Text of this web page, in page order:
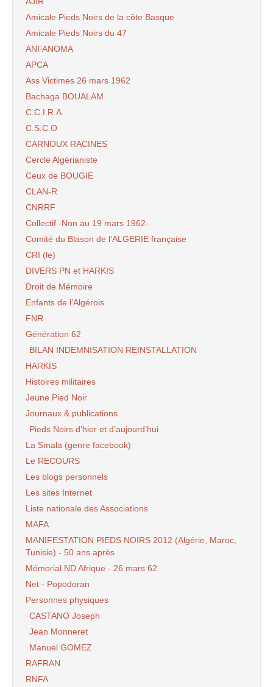
Amicale Pieds Noirs de la côte Basque
Amicale Pieds Noirs du 47
ANFANOMA
APCA
Ass Victimes 26 mars 1962
Bachaga BOUALAM
C.C.I.R.A.
C.S.C.O
CARNOUX RACINES
Cercle Algérianiste
Ceux de BOUGIE
CLAN-R
CNRRF
Collectif -Non au 19 mars 1962-
Comité du Blason de l’ALGERIE française
CRI (le)
DIVERS PN et HARKIS
Droit de Mémoire
Enfants de l’Algérois
FNR
Génération 62
BILAN INDEMNISATION REINSTALLATION
HARKIS
Histoires militaires
Jeune Pied Noir
Journaux & publications
Pieds Noirs d’hier et d’aujourd’hui
La Smala (genre facebook)
Le RECOURS
Les blogs personnels
Les sites Internet
Liste nationale des Associations
MAFA
MANIFESTATION PIEDS NOIRS 2012 (Algérie, Maroc,
Tunisie) - 50 ans après
Mémorial ND Afrique - 26 mars 62
Net - Popodoran
Personnes physiques
CASTANO Joseph
Jean Monneret
Manuel GOMEZ
RAFRAN
RNFA